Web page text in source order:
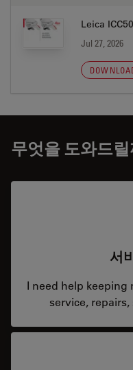
Leica
Jul 27, 2026
무엇을 도와드릴
서
I need help keeping
service,